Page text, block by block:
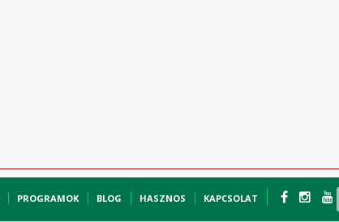
PROGRAMOK BLOG HASZNOS KAPCSOLAT